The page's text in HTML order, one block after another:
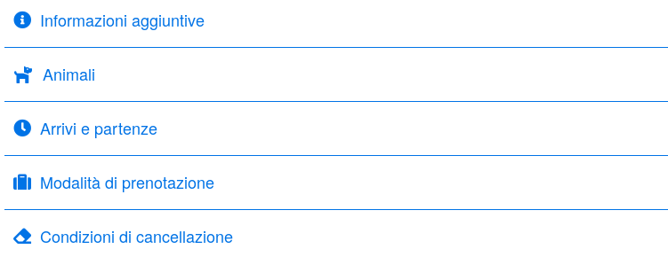
Informazioni aggiuntive
Animali
Arrivi e partenze
Modalità di prenotazione
Condizioni di cancellazione